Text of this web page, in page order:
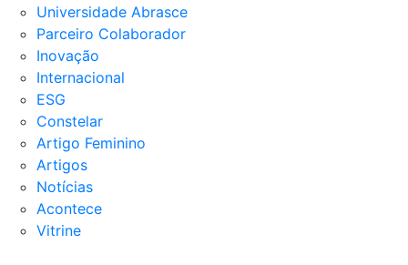
Universidade Abrasce
Parceiro Colaborador
Inovação
Internacional
ESG
Constelar
Artigo Feminino
Artigos
Notícias
Acontece
Vitrine